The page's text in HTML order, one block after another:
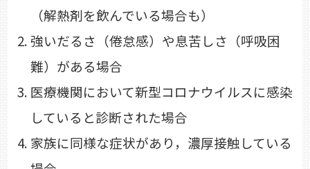
（解熱剤を飲んでいる場合も）
強いだるさ（倦怠感）や息苦しさ（呼吸困
難）がある場合
医療機関において新型コロナウイルスに感染
していると診断された場合
家族に同様な症状があり，濃厚接触している